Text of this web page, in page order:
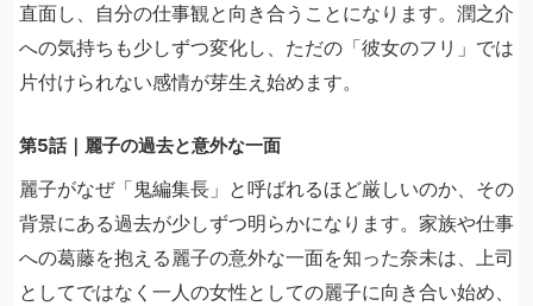
直面し、自分の仕事観と向き合うことになります。潤之介
への気持ちも少しずつ変化し、ただの「彼女のフリ」では
片付けられない感情が芽生え始めます。
第5話｜麗子の過去と意外な一面
麗子がなぜ「鬼編集長」と呼ばれるほど厳しいのか、その
背景にある過去が少しずつ明らかになります。家族や仕事
への葛藤を抱える麗子の意外な一面を知った奈未は、上司
としてではなく一人の女性としての麗子に向き合い始め、